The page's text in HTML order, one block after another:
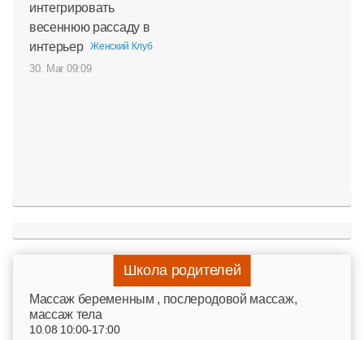
интегрировать
весеннюю рассаду в
интерьер
Женский Клуб
30. Mar 09:09
Школа родителей
Mассаж беременным , послеродовой массаж,
массаж тела
10.08 10:00-17:00